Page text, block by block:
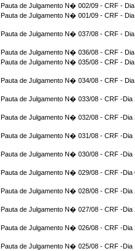
Pauta de Julgamento N� 002/09 - CRF -
Pauta de Julgamento N� 001/09 - CRF -
Pauta de Julgamento N� 037/08 - CRF -
Pauta de Julgamento N� 036/08 - CRF - Dia
Pauta de Julgamento N� 035/08 - CRF -
Pauta de Julgamento N� 034/08 - CRF -
Pauta de Julgamento N� 033/08 - CRF -Dia
Pauta de Julgamento N� 032/08 - CRF -Dia
Pauta de Julgamento N� 031/08 - CRF -Dia
Pauta de Julgamento N� 030/08 - CRF -Dia
Pauta de Julgamento N� 029/08 - CRF -Dia
Pauta de Julgamento N� 028/08 - CRF -Dia
Pauta de Julgamento N� 027/08 - CRF -Dia
Pauta de Julgamento N� 026/08 - CRF -Dia
Pauta de Julgamento N� 025/08 - CRF -Dia